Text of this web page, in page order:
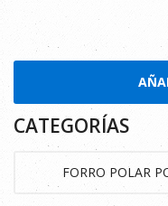
CATEGORÍAS